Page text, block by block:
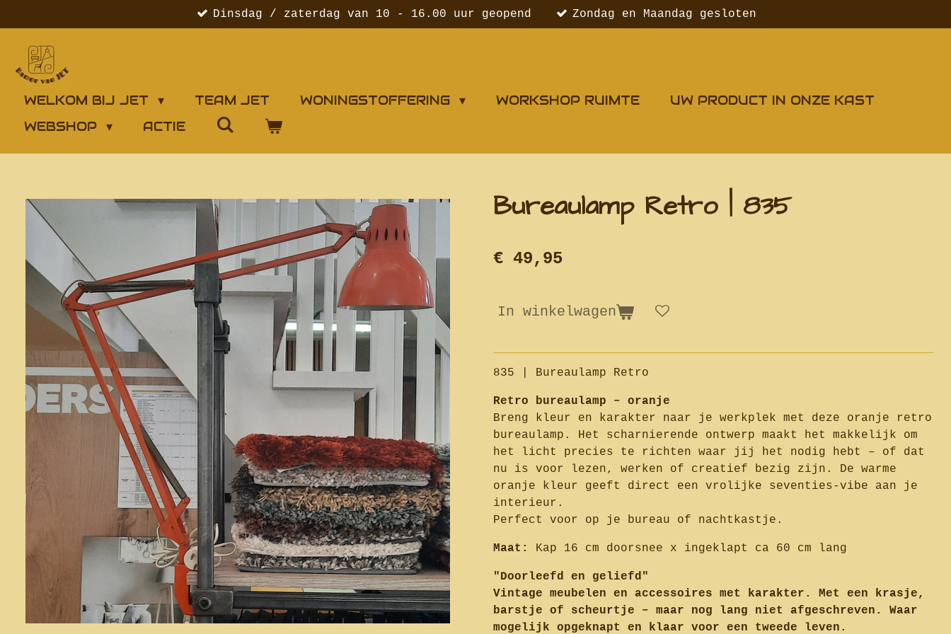
direct
naar
de
hoofdinhoud
Dinsdag / zaterdag van 10 - 16.00 uur geopend Zondag en Maandag gesloten
WELKOM BIJ JET TEAM JET WONINGSTOFFERING WORKSHOP RUIMTE
UW PRODUCT IN ONZE KAST
WEBSHOP
ACTIE
Bureaulamp Retro | 835
€ 49,95
In winkelwagen
835 | Bureaulamp Retro
Retro bureaulamp – oranje
Breng kleur en karakter naar je werkplek met deze oranje retro
bureaulamp. Het scharnierende ontwerp maakt het makkelijk om
het licht precies te richten waar jij het nodig hebt – of dat
nu is voor lezen, werken of creatief bezig zijn. De warme
oranje kleur geeft direct een vrolijke seventies-vibe aan je
interieur.
Perfect voor op je bureau of nachtkastje.
Maat: Kap 16 cm doorsnee x ingeklapt ca 60 cm lang
"Doorleefd en geliefd"
Vintage meubelen en accessoires met karakter. Met een krasje,
barstje of scheurtje – maar nog lang niet afgeschreven. Waar
mogelijk opgeknapt en klaar voor een tweede leven.